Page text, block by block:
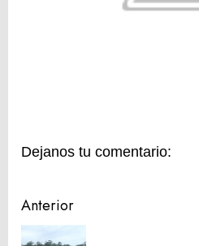
Dejanos tu comentario:
Navegación
de
Anterior